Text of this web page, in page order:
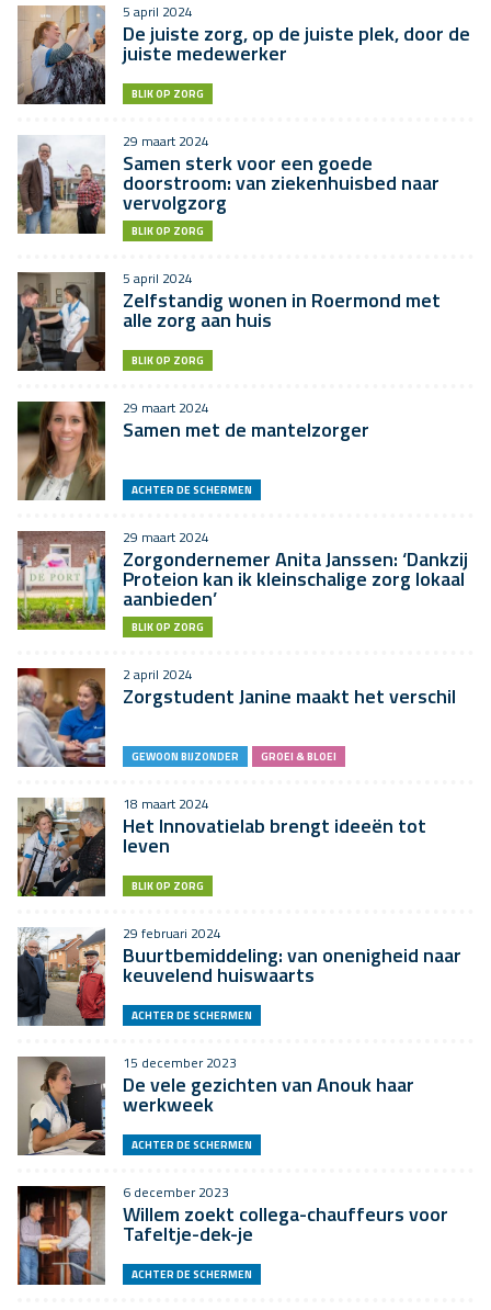
5 april 2024
De juiste zorg, op de juiste plek, door de
juiste medewerker
BLIK OP ZORG
29 maart 2024
Samen sterk voor een goede
doorstroom: van ziekenhuisbed naar
vervolgzorg
BLIK OP ZORG
5 april 2024
Zelfstandig wonen in Roermond met
alle zorg aan huis
BLIK OP ZORG
29 maart 2024
Samen met de mantelzorger
ACHTER DE SCHERMEN
29 maart 2024
Zorgondernemer Anita Janssen: ‘Dankzij
Proteion kan ik kleinschalige zorg lokaal
aanbieden’
BLIK OP ZORG
2 april 2024
Zorgstudent Janine maakt het verschil
GEWOON BIJZONDER GROEI & BLOEI
18 maart 2024
Het Innovatielab brengt ideeën tot
leven
BLIK OP ZORG
29 februari 2024
Buurtbemiddeling: van onenigheid naar
keuvelend huiswaarts
ACHTER DE SCHERMEN
15 december 2023
De vele gezichten van Anouk haar
werkweek
ACHTER DE SCHERMEN
6 december 2023
Willem zoekt collega-chauffeurs voor
Tafeltje-dek-je
ACHTER DE SCHERMEN